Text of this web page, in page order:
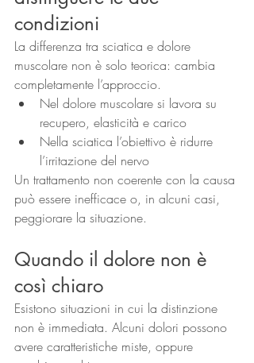
condizioni
La differenza tra sciatica e dolore
muscolare non è solo teorica: cambia
completamente l’approccio.
Nel dolore muscolare si lavora su
recupero, elasticità e carico
Nella sciatica l’obiettivo è ridurre
l’irritazione del nervo
Un trattamento non coerente con la causa
può essere inefficace o, in alcuni casi,
peggiorare la situazione.
Quando il dolore non è
così chiaro
Esistono situazioni in cui la distinzione
non è immediata. Alcuni dolori possono
avere caratteristiche miste, oppure